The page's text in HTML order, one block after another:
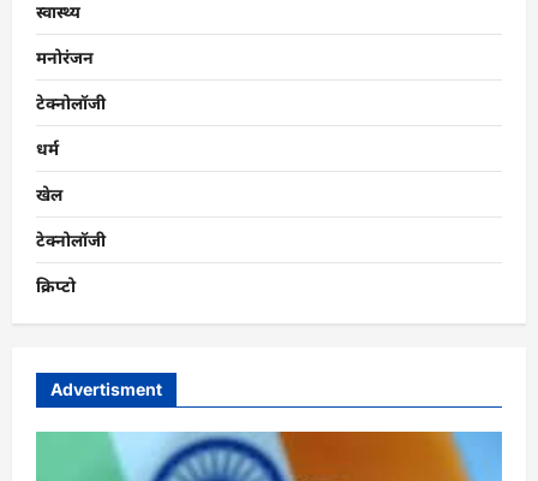
स्वास्थ्य
मनोरंजन
टेक्नोलॉजी
धर्म
खेल
टेक्नोलॉजी
क्रिप्टो
Advertisment